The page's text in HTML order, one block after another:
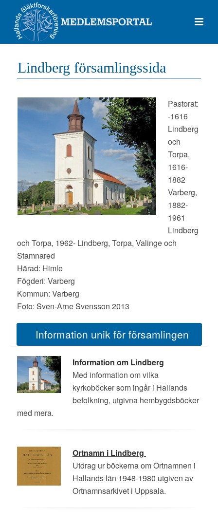
Lindberg församlingssida
Pastorat:
-1616
Lindberg
och
Torpa,
1616-
1882
Varberg,
1882-
1961
Lindberg
och Torpa, 1962- Lindberg, Torpa, Valinge och
Stamnared
Härad: Himle
Fögderi: Varberg
Kommun: Varberg
Foto: Sven-Arne Svensson 2013
Information unik för församlingen
Information om Lindberg
Med information om vilka
kyrkoböcker som ingår i Hallands
befolkning, utgivna hembygdsböcker
med mera.
Ortnamn i Lindberg
Utdrag ur böckerna om Ortnamnen i
Hallands län 1948-1980 utgiven av
Ortnamnsarkivet i Uppsala.